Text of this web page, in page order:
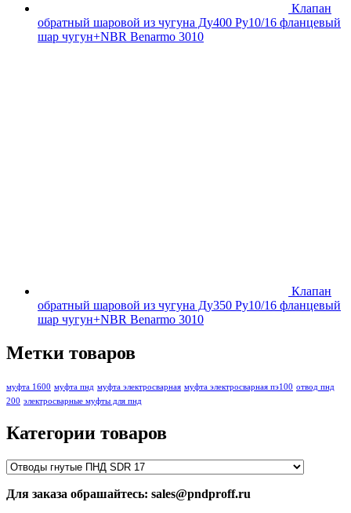
Клапан
обратный шаровой из чугуна Ду400 Ру10/16 фланцевый
шар чугун+NBR Benarmo 3010
Клапан
обратный шаровой из чугуна Ду350 Ру10/16 фланцевый
шар чугун+NBR Benarmo 3010
Метки товаров
муфта 1600 муфта пнд муфта электросварная муфта электросварная пэ100 отвод пнд
200 электросварные муфты для пнд
Категории товаров
Для заказа обрашайтесь: sales@pndproff.ru